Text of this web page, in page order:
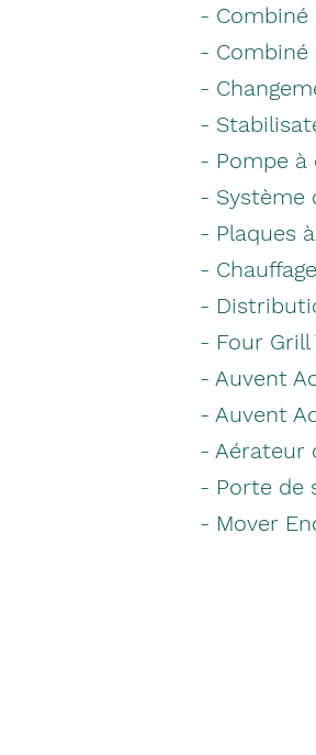
- Combiné
- Combiné
-
-
- Pompe à
- Système
- Plaques
-
-
- Four Grill
- Auvent
- Auvent
- Aérateur
- Porte de
- Mover